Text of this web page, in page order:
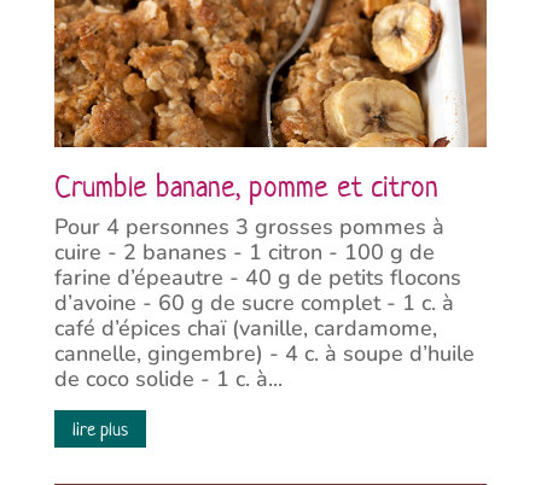
Crumble banane, pomme et citron
Pour 4 personnes 3 grosses pommes à
cuire - 2 bananes - 1 citron - 100 g de
farine d’épeautre - 40 g de petits flocons
d’avoine - 60 g de sucre complet - 1 c. à
café d’épices chaï (vanille, cardamome,
cannelle, gingembre) - 4 c. à soupe d’huile
de coco solide - 1 c. à...
lire plus